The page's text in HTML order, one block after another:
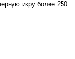
икру более 250